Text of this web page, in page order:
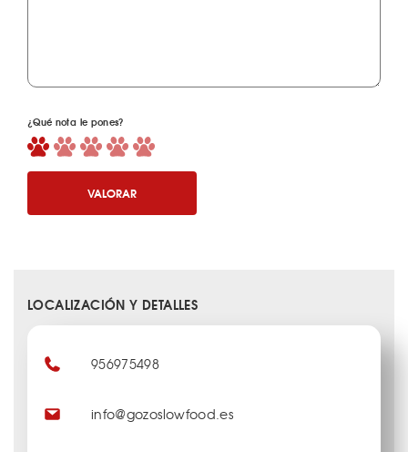
¿Qué nota le pones?
VALORAR
LOCALIZACIÓN Y DETALLES
956975498
info@gozoslowfood.es